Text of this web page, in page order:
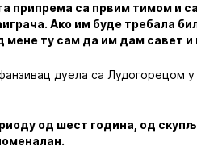
припрема са првим тимом и
Ако им буде требала
мене ту сам да им дам савет
дуела са Лудогорецом у
од шест година, од